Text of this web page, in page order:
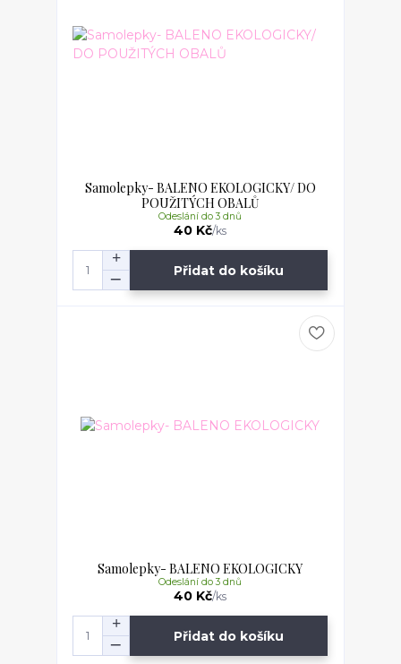
Samolepky- BALENO EKOLOGICKY/ DO
POUŽITÝCH OBALŮ
40 Kč/ks
Odeslání do 3 dnů
Přidat do košíku
Samolepky- BALENO EKOLOGICKY
40 Kč/ks
Odeslání do 3 dnů
Přidat do košíku